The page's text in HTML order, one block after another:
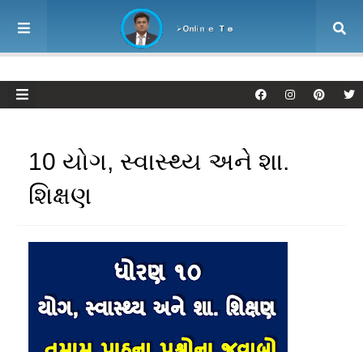
10 યોગ, સ્વાસ્થ્ય અને શા.
શિક્ષણ